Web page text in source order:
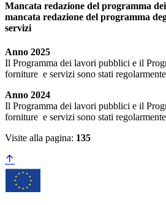
Mancata redazione del programma
mancata redazione del programma
servizi
Anno 2025
Il Programma dei lavori pubblici e il
forniture e servizi sono stati
Anno 2024
Il Programma dei lavori pubblici e il
forniture e servizi sono stati
Visite alla pagina: 135